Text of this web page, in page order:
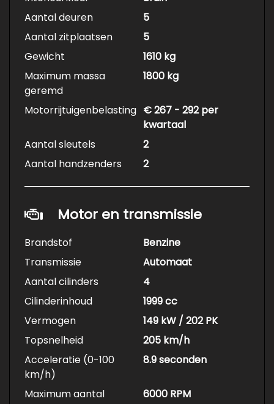
Aantal deuren
5
Aantal zitplaatsen
5
Gewicht
1610 kg
Maximum massa
geremd
1800 kg
Motorrijtuigenbelasting € 267 - 292 per
kwartaal
Aantal sleutels
2
Aantal handzenders
2
Motor en transmissie
Brandstof
Benzine
Transmissie
Automaat
Aantal cilinders
4
Cilinderinhoud
1999 cc
Vermogen
149 kW / 202 PK
Topsnelheid
205 km/h
Acceleratie (0-100
km/h)
8.9 seconden
Maximum aantal
6000 RPM